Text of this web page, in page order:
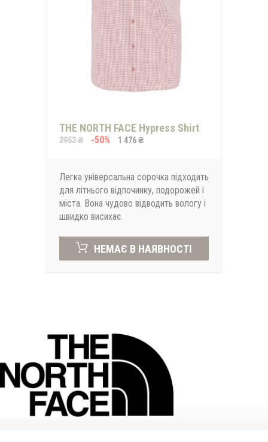
THE NORTH FACE Hypress Shirt
2952 ₴ -50% 1 476 ₴
Легка універсальна сорочка підходить
для літнього відпочинку, подорожей і
міста. Вона чудово відводить вологу і
швидко висихає.
НЕМАЄ В НАЯВНОСТІ